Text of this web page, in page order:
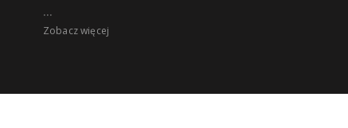
...
Zobacz więcej